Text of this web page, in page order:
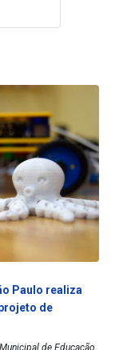
Paulo realiza
de
de Educação